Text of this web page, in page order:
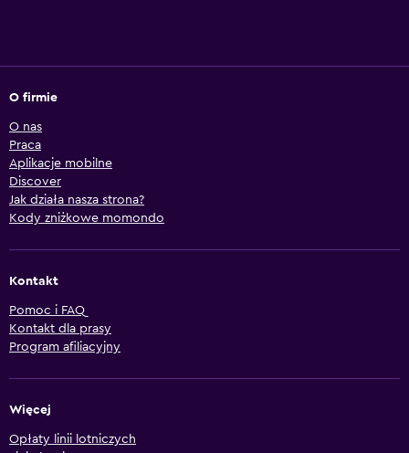
O firmie
O nas
Praca
Aplikacje mobilne
Discover
Jak działa nasza strona?
Kody zniżkowe momondo
Kontakt
Pomoc i FAQ
Kontakt dla prasy
Program afiliacyjny
Więcej
Opłaty linii lotniczych